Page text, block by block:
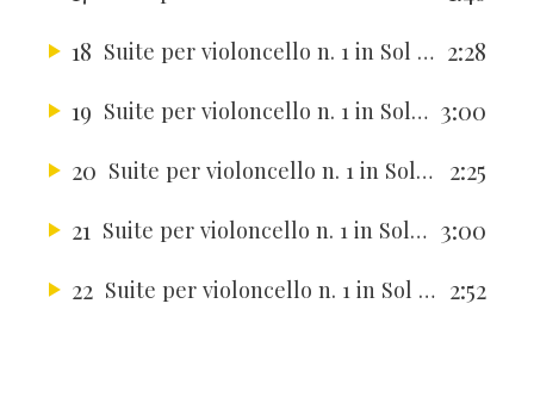
18
Suite per violoncello n. 1 in Sol maggiore BWV 1007 2:28
19
Suite per violoncello n. 1 in Sol maggiore BWV 1007 3:00
20
Suite per violoncello n. 1 in Sol maggiore BWV 1007 2:25
21
Suite per violoncello n. 1 in Sol maggiore BWV 1007 3:00
22
Suite per violoncello n. 1 in Sol maggiore BWV 1007 2:52